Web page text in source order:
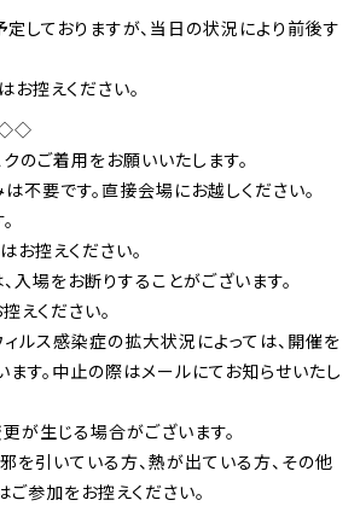
しておりますが、当日の状況により前後す
控えください。
のご着用をお願いいたします。
不要です。直接会場にお越しください。
お控えください。
入場をお断りすることがございます。
えください。
ルス感染症の拡大状況によっては、開催を
す。中止の際はメールにてお知らせいたし
が生じる場合がございます。
を引いている方、熱が出ている方、その他
参加をお控えください。